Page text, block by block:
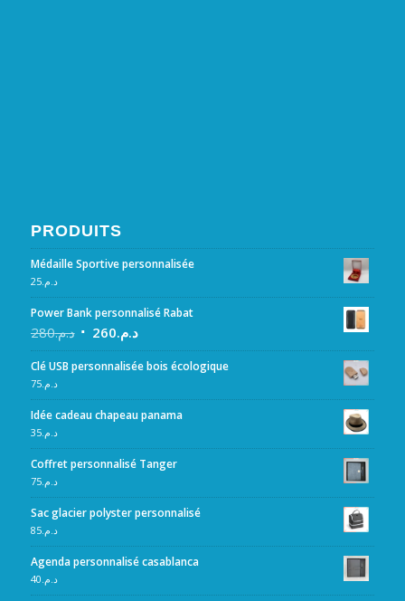
PRODUITS
Médaille Sportive personnalisée
د.م.25
Power Bank personnalisé Rabat
د.م.280 د.م.260
Clé USB personnalisée bois écologique
د.م.75
Idée cadeau chapeau panama
د.م.35
Coffret personnalisé Tanger
د.م.75
Sac glacier polyster personnalisé
د.م.85
Agenda personnalisé casablanca
د.م. 40